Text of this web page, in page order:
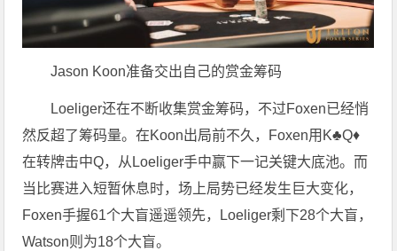
Jason Koon准备交出自己的赏金筹码
Loeliger还在不断收集赏金筹码，不过Foxen已经悄
然反超了筹码量。在Koon出局前不久，Foxen用K♣Q♦
在转牌击中Q，从Loeliger手中赢下一记关键大底池。而
当比赛进入短暂休息时，场上局势已经发生巨大变化，
Foxen手握61个大盲遥遥领先，Loeliger剩下28个大盲，
Watson则为18个大盲。